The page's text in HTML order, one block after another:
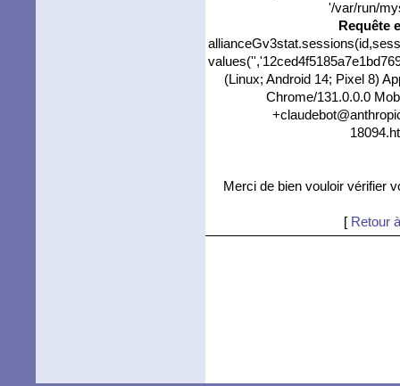
'/var/run/
Requête
(Linux; Android 14; Pixel 8)
Chrome/131.0.0.0
Merci de bien vouloir vérifier
[ Retour